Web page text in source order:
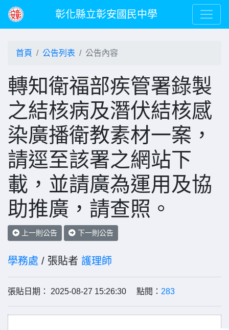
彰化縣立彰安國民中學
首頁 公告列表 公告內容
轉知衛福部疾管署錄製
之結核病及潛伏結核感
染廣播衛教素材一案，
請逕至該署之網站下
載，並請廣為運用及協
助推廣，請查照。
上一則公告 下一則公告
學務處 / 張貼者 護理師
張貼日期： 2025-08-27 15:26:30 點閱： 283